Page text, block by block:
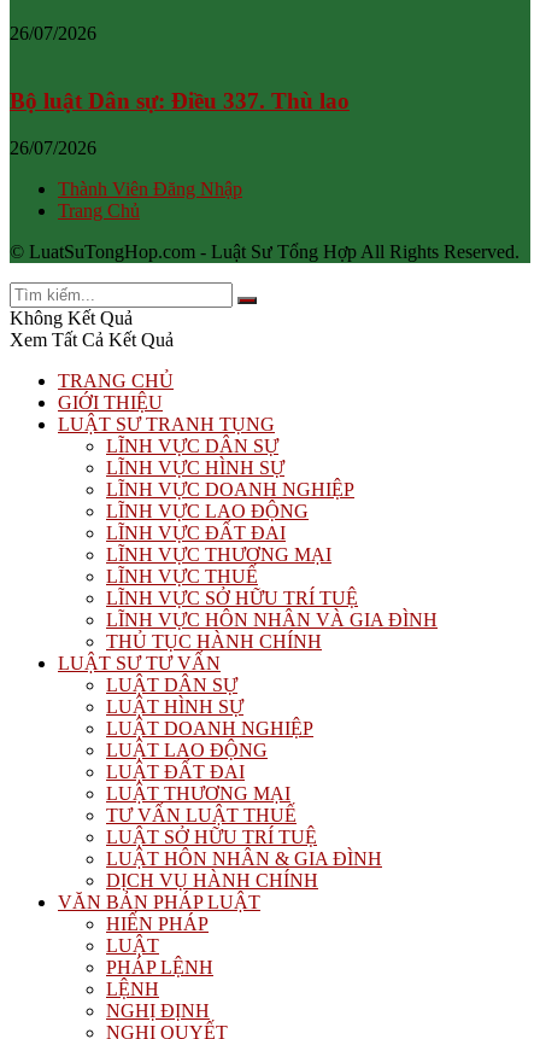
26/07/2026
Bộ luật Dân sự: Điều 337. Thù lao
26/07/2026
Thành Viên Đăng Nhập
Trang Chủ
© LuatSuTongHop.com - Luật Sư Tổng Hợp All Rights Reserved.
Không Kết Quả
Xem Tất Cả Kết Quả
TRANG CHỦ
GIỚI THIỆU
LUẬT SƯ TRANH TỤNG
LĨNH VỰC DÂN SỰ
LĨNH VỰC HÌNH SỰ
LĨNH VỰC DOANH NGHIỆP
LĨNH VỰC LAO ĐỘNG
LĨNH VỰC ĐẤT ĐAI
LĨNH VỰC THƯƠNG MẠI
LĨNH VỰC THUẾ
LĨNH VỰC SỞ HỮU TRÍ TUỆ
LĨNH VỰC HÔN NHÂN VÀ GIA ĐÌNH
THỦ TỤC HÀNH CHÍNH
LUẬT SƯ TƯ VẤN
LUẬT DÂN SỰ
LUẬT HÌNH SỰ
LUẬT DOANH NGHIỆP
LUẬT LAO ĐỘNG
LUẬT ĐẤT ĐAI
LUẬT THƯƠNG MẠI
TƯ VẤN LUẬT THUẾ
LUẬT SỞ HỮU TRÍ TUỆ
LUẬT HÔN NHÂN & GIA ĐÌNH
DỊCH VỤ HÀNH CHÍNH
VĂN BẢN PHÁP LUẬT
HIẾN PHÁP
LUẬT
PHÁP LỆNH
LỆNH
NGHỊ ĐỊNH
NGHỊ QUYẾT